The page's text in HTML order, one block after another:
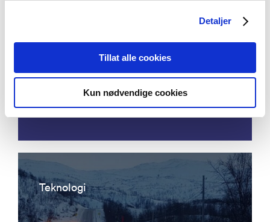
Detaljer
Tillat alle cookies
Kun nødvendige cookies
instrumentation for permanent
condition monitoring of pipeline
Teknologi